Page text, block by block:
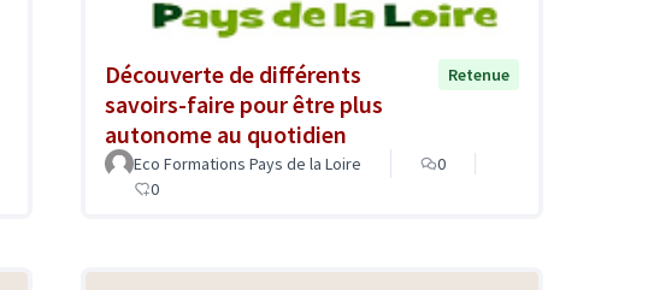
Découverte de différents
savoirs-faire pour être plus
autonome au quotidien
Retenue
Eco Formations Pays de la Loire
0
0